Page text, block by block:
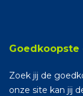
Zoek jij de
onze site kan jij